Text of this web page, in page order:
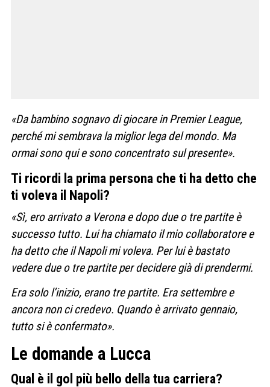
«Da bambino sognavo di giocare in Premier League,
perché mi sembrava la miglior lega del mondo. Ma
ormai sono qui e sono concentrato sul presente».
Ti ricordi la prima persona che ti ha detto che
ti voleva il Napoli?
«Sì, ero arrivato a Verona e dopo due o tre partite è
successo tutto. Lui ha chiamato il mio collaboratore e
ha detto che il Napoli mi voleva. Per lui è bastato
vedere due o tre partite per decidere già di prendermi.
Era solo l’inizio, erano tre partite. Era settembre e
ancora non ci credevo. Quando è arrivato gennaio,
tutto si è confermato».
Le domande a Lucca
Qual è il gol più bello della tua carriera?